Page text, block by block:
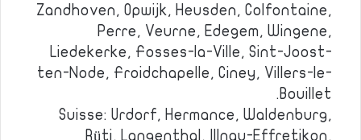
Zandhoven, Opwijk, Heusden, Colfontaine,
Perre, Veurne, Edegem, Wingene,
Liedekerke, Fosses-la-Ville, Sint-Joost-
ten-Node, Froidchapelle, Ciney, Villers-le-
Bouillet.
Suisse: Urdorf, Hermance, Waldenburg,
Rüti, Langenthal, Illnau-Effretikon,